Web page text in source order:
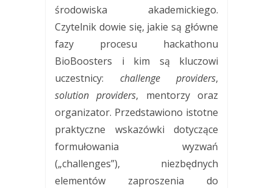
środowiska akademickiego.
Czytelnik dowie się, jakie są główne
fazy procesu hackathonu
BioBoosters i kim są kluczowi
uczestnicy: challenge providers,
solution providers, mentorzy oraz
organizator. Przedstawiono istotne
praktyczne wskazówki dotyczące
formułowania wyzwań
(„challenges”), niezbędnych
elementów zaproszenia do